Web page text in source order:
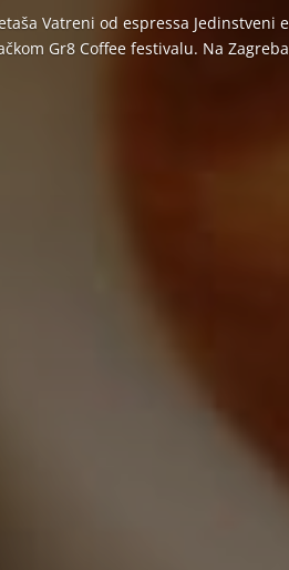
Vatreni od espressa Jedinstveni
Gr8 Coffee festivalu. Na